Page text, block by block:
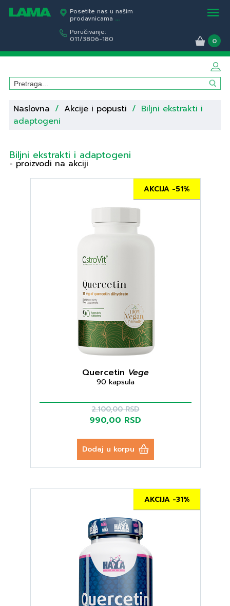
Posetite nas u našim
prodavnicama ...
Poručivanje:
011/3806-180 0
Naslovna / Akcije i popusti / Biljni ekstrakti i
adaptogeni
Biljni ekstrakti i adaptogeni
- proizvodi na akciji
AKCIJA -51%
Quercetin Vege
90 kapsula
2.100,00 RSD
990,00 RSD
Dodaj u korpu
AKCIJA -31%